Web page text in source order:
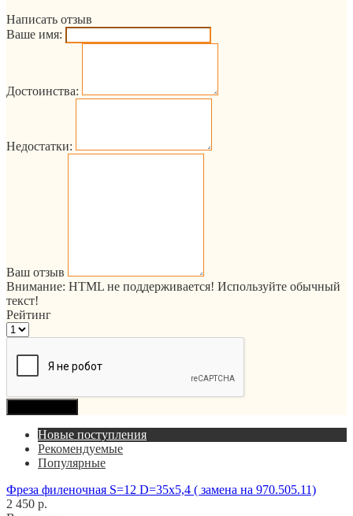
Написать отзыв
Ваше имя:
Достоинства:
Недостатки:
Ваш отзыв
Внимание: HTML не поддерживается! Используйте обычный
текст!
Рейтинг
Новые поступления
Рекомендуемые
Популярные
Фреза филеночная S=12 D=35x5,4 ( замена на 970.505.11)
2 450 р.